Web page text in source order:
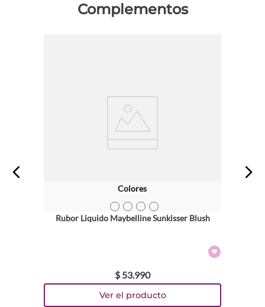
Complementos
Colores
Rubor Liquido Maybelline Sunkisser Blush
$ 53.990